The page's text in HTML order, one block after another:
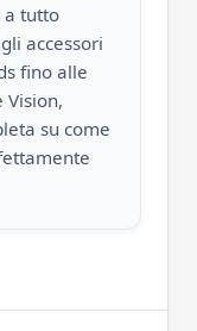
a tutto
accessori
fino alle
Vision,
su come